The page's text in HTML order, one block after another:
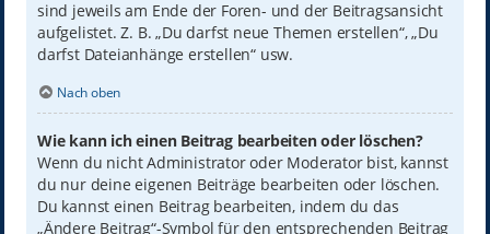
sind jeweils am Ende der Foren- und der Beitragsansicht
aufgelistet. Z. B. „Du darfst neue Themen erstellen“, „Du
darfst Dateianhänge erstellen“ usw.
Nach oben
Wie kann ich einen Beitrag bearbeiten oder löschen?
Wenn du nicht Administrator oder Moderator bist, kannst
du nur deine eigenen Beiträge bearbeiten oder löschen.
Du kannst einen Beitrag bearbeiten, indem du das
„Ändere Beitrag“-Symbol für den entsprechenden Beitrag